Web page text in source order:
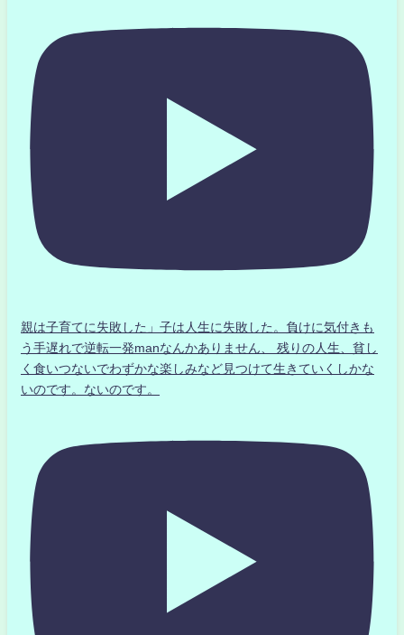
親は子育てに失敗した」子は人生に失敗した。負けに気付きも
う手遅れで逆転一発manなんかありません、 残りの人生、貧し
く食いつないでわずかな楽しみなど見つけて生きていくしかな
いのです。ないのです。